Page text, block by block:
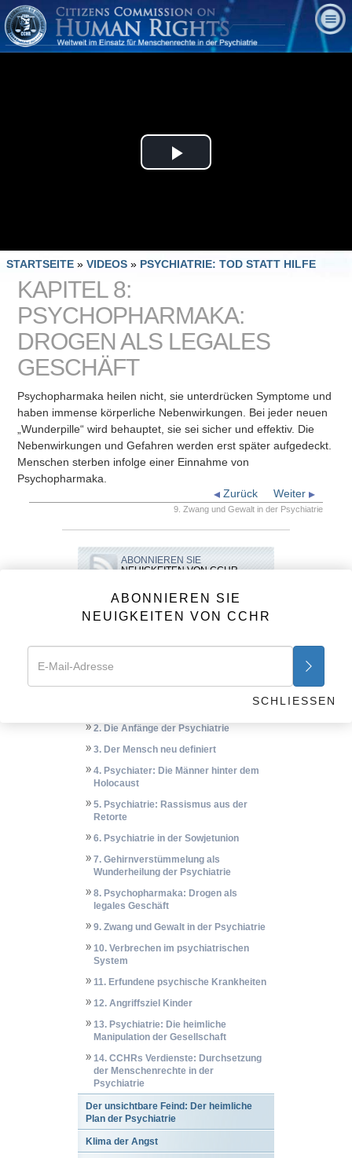
Play
STARTSEITE » VIDEOS » PSYCHIATRIE: TOD STATT HILFE
KAPITEL 8:
PSYCHOPHARMAKA:
DROGEN ALS LEGALES
GESCHÄFT
Psychopharmaka heilen nicht, sie unterdrücken Symptome und
haben immense körperliche Nebenwirkungen. Bei jeder neuen
„Wunderpille“ wird behauptet, sie sei sicher und effektiv. Die
Nebenwirkungen und Gefahren werden erst später aufgedeckt.
Menschen sterben infolge einer Einnahme von
Psychopharmaka.
Weiter
Zurück
9. Zwang und Gewalt in der Psychiatrie
ABONNIEREN SIE
NEUIGKEITEN VON CCHR
CCHR Video-Clips
Psychiatrie: Tod statt Hilfe
2. Die Anfänge der Psychiatrie
3. Der Mensch neu definiert
4. Psychiater: Die Männer hinter dem
Holocaust
5. Psychiatrie: Rassismus aus der
Retorte
6. Psychiatrie in der Sowjetunion
7. Gehirnverstümmelung als
Wunderheilung der Psychiatrie
8. Psychopharmaka: Drogen als
legales Geschäft
9. Zwang und Gewalt in der Psychiatrie
10. Verbrechen im psychiatrischen
System
11. Erfundene psychische Krankheiten
12. Angriffsziel Kinder
13. Psychiatrie: Die heimliche
Manipulation der Gesellschaft
14. CCHRs Verdienste: Durchsetzung
der Menschenrechte in der
Psychiatrie
Der unsichtbare Feind: Der heimliche
Plan der Psychiatrie
Klima der Angst
ABONNIEREN SIE
NEUIGKEITEN VON CCHR
SCHLIESSEN